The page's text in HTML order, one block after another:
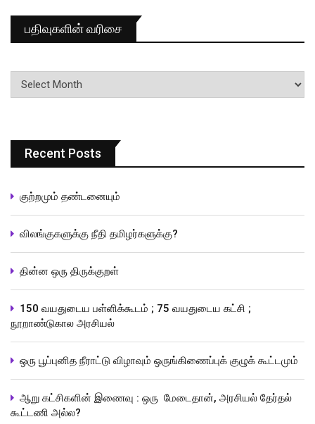
பதிவுகளின் வரிசை
பதிவுகளின்
வரிசை
Recent Posts
குற்றமும் தண்டனையும்
விலங்குகளுக்கு நீதி தமிழர்களுக்கு?
தின்ன ஒரு திருக்குறள்
150 வயதுடைய பள்ளிக்கூடம் ; 75 வயதுடைய கட்சி ;
நூறாண்டுகால அரசியல்
ஒரு பூப்புனித நீராட்டு விழாவும் ஒருங்கிணைப்புக் குழுக் கூட்டமும்
ஆறு கட்சிகளின் இணைவு : ஒரு மேடைதான், அரசியல் தேர்தல்
கூட்டணி அல்ல?